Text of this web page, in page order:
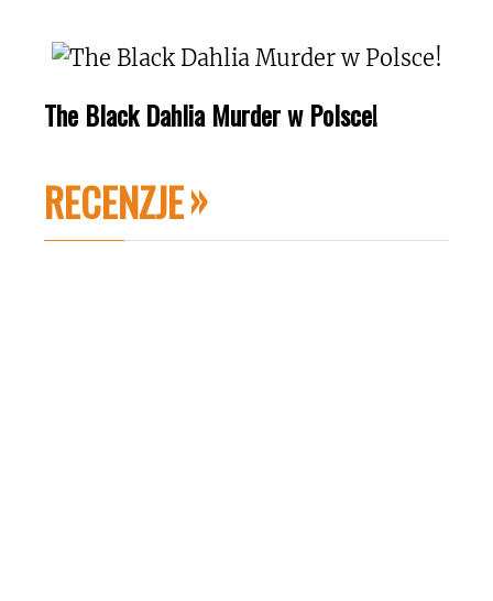
The Black Dahlia Murder w Polsce!
RECENZJE